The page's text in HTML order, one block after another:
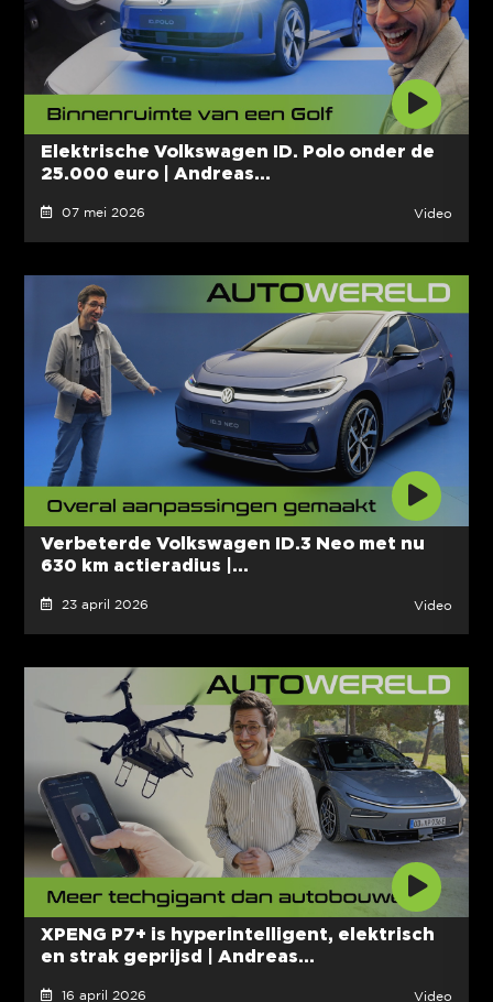
Elektrische Volkswagen ID. Polo onder de
25.000 euro | Andreas...
07 mei 2026 Video
Verbeterde Volkswagen ID.3 Neo met nu
630 km actieradius |...
23 april 2026 Video
XPENG P7+ is hyperintelligent, elektrisch
en strak geprijsd | Andreas...
16 april 2026 Video